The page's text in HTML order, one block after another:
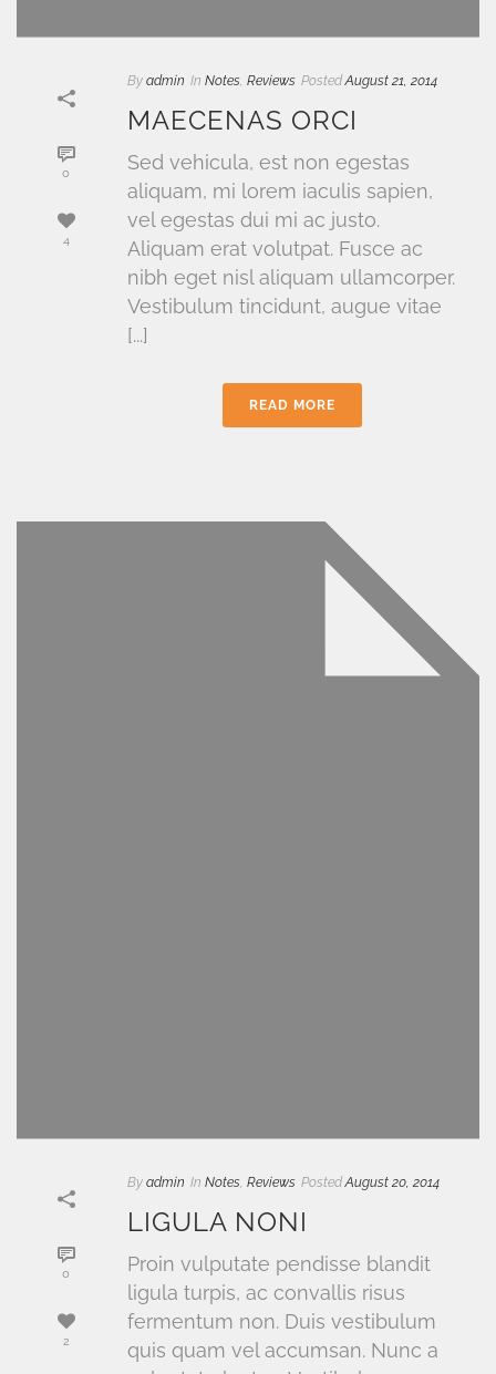
0
4
By admin In Notes, Reviews Posted August 21, 2014
MAECENAS ORCI
Sed vehicula, est non egestas
aliquam, mi lorem iaculis sapien,
vel egestas dui mi ac justo.
Aliquam erat volutpat. Fusce ac
nibh eget nisl aliquam ullamcorper.
Vestibulum tincidunt, augue vitae
[...]
READ MORE
0
2
By admin In Notes Reviews Posted August 20, 2014
LIGULA NONI
Proin vulputate pendisse blandit
ligula turpis, ac convallis risus
fermentum non. Duis vestibulum
quis quam vel accumsan. Nunc a